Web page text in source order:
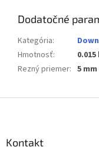
Dodatočné
Kategória:
Hmotnosť:
Rezný priemer: 5 mm
Kontakt